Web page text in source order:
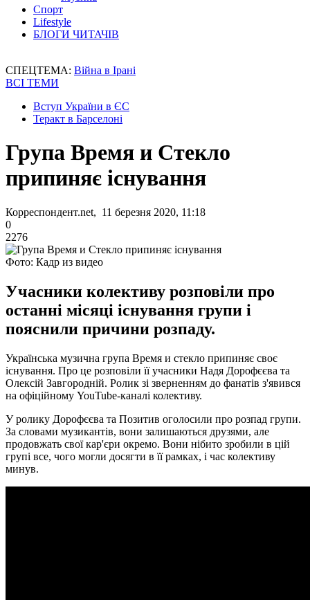
Спорт
Lifestyle
БЛОГИ ЧИТАЧІВ
СПЕЦТЕМА: Війна в Ірані
ВСІ ТЕМИ
Вступ України в ЄС
Теракт в Барселоні
Група Время и Стекло
припиняє існування
Корреспондент.net, 11 березня 2020, 11:18
0
2276
Фото: Кадр из видео
Учасники колективу розповіли про
останні місяці існування групи і
пояснили причини розпаду.
Українська музична група Время и стекло припиняє своє
існування. Про це розповіли її учасники Надя Дорофєєва та
Олексій Завгородній. Ролик зі зверненням до фанатів з'явився
на офіційному YouTube-каналі колективу.
У ролику Дорофєєва та Позитив оголосили про розпад групи.
За словами музикантів, вони залишаються друзями, але
продовжать свої кар'єри окремо. Вони нібито зробили в цій
групі все, чого могли досягти в її рамках, і час колективу
минув.